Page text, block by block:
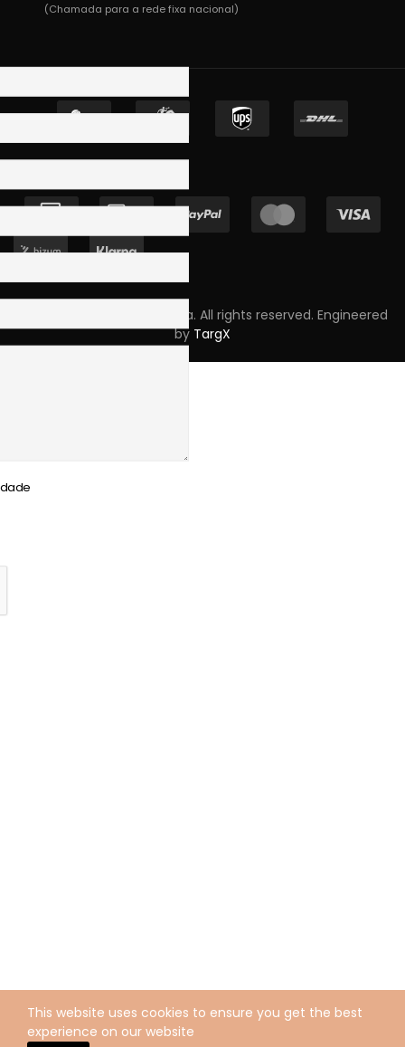
(Chamada para a rede fixa nacional)
Copyright © 2023 Skpro, Lda. All rights reserved. Engineered
by TargX
This website uses cookies to ensure you get the best
experience on our website